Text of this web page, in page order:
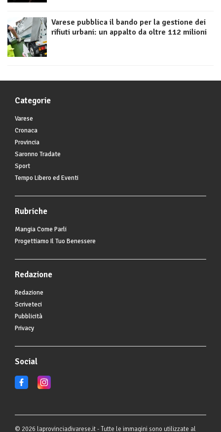
Varese pubblica il bando per la gestione dei
rifiuti urbani: un appalto da oltre 112 milioni
Categorie
Varese
Cronaca
Provincia
Saronno Tradate
Sport
Tempo Libero ed Eventi
Rubriche
Mangia Come Parli
Progettiamo Il Tuo Benessere
Redazione
Redazione
Scriveteci
Pubblicità
Privacy
Social
© 2026 laprovinciadivarese.it - Tutte le immagini sono utilizzate al